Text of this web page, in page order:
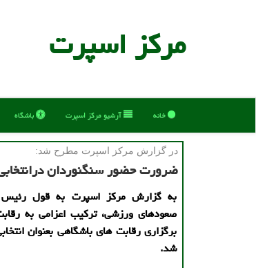
مركز اسپرت
خانه آرشیو مركز اسپرت باشگاه
در گزارش مركز اسپرت مطرح شد:
ضرورت حضور سنگنوردان
به گزارش مركز اسپرت به قول رئیس
صعودهای ورزشی، تركیب اعزامی به
برگزاری رقابت های باشگاهی بعنوان
شد.